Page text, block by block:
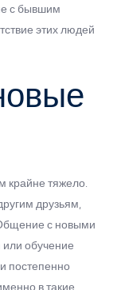
с бывшим
этих людей
крайне тяжело.
друзьям,
с новыми
обучение
постепенно
в такие